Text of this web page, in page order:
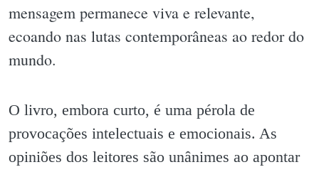
mensagem permanece viva e relevante,
ecoando nas lutas contemporâneas ao redor do
mundo.
O livro, embora curto, é uma pérola de
provocações intelectuais e emocionais. As
opiniões dos leitores são unânimes ao apontar